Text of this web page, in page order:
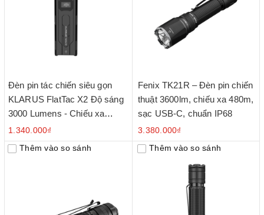
Đèn pin tác chiến siêu gọn
KLARUS FlatTac X2 Độ sáng
3000 Lumens - Chiếu xa
170m
1.340.000₫
Fenix TK21R – Đèn pin chiến
thuật 3600lm, chiếu xa 480m,
sạc USB-C, chuẩn IP68
3.380.000₫
Thêm vào so sánh
Thêm vào so sánh